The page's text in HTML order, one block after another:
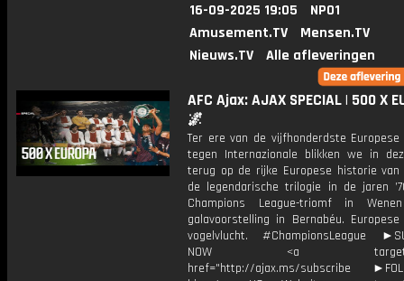
16-09-2025 19:05
NPO1
Amusement.TV
Mensen.TV
Nieuws.TV
Alle afleveringen
AFC Ajax: AJAX SPECIAL | 500 X
🌌
Ter ere van de vijfhonderdste
tegen Internazionale blikken we in
terug op de rijke Europese historie van
de legendarische trilogie in de jaren
Champions League-triomf in
galavoorstelling in Bernabéu.
vogelvlucht. #ChampionsLeague
NOW <a
href="http://ajax.ms/subscribe